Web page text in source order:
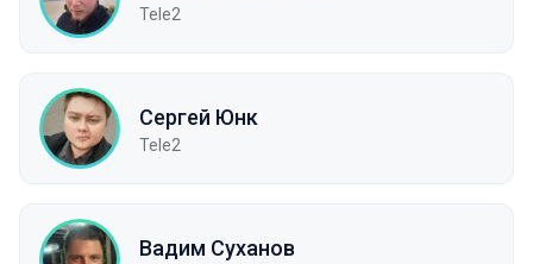
Tele2
Сергей Юнк
Tele2
Вадим Суханов